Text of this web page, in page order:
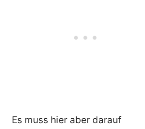
Es muss hier aber darauf